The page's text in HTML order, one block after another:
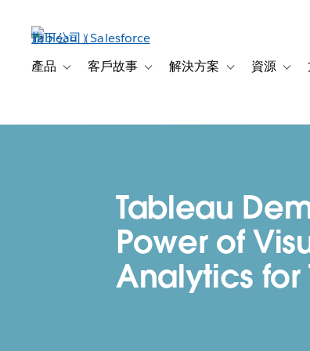
產品 Toggle sub-navigation for 產品
客戶故事 Toggle sub-navigation for 客戶故事
解決方案 Toggle sub-
資源
Tableau
Power of
Analytics for